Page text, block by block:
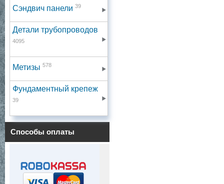
Сэндвич панели 39
Детали трубопроводов
4095
Метизы 578
Фундаментный крепеж
39
Способы оплаты